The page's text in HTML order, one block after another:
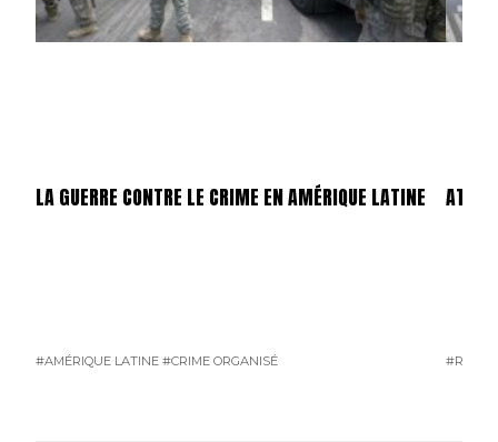
LA GUERRE CONTRE LE CRIME EN AMÉRIQUE LATINE
#AMÉRIQUE LATINE #CRIME ORGANISÉ